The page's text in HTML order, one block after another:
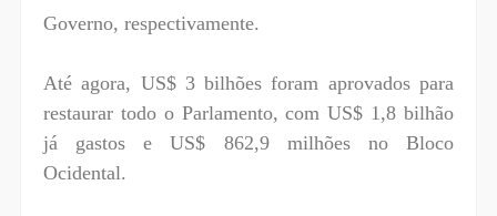
Governo, respectivamente.
Até agora, US$ 3 bilhões foram aprovados para
restaurar todo o Parlamento, com US$ 1,8 bilhão
já gastos e US$ 862,9 milhões no Bloco
Ocidental.